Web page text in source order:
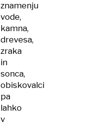
znamenju
vode,
kamna,
drevesa,
zraka
in
sonca,
obiskovalci
pa
lahko
v